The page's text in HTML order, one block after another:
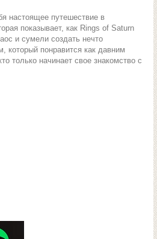
настоящее путешествие в
показывает, как Rings of Saturn
и сумели создать нечто
который понравится как давним
только начинает свое знакомство с